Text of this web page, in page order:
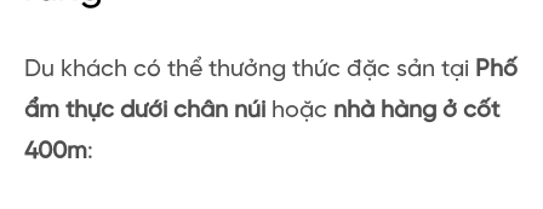
Du khách có thể thưởng thức đặc sản tại Phố
ẩm thực dưới chân núi hoặc nhà hàng ở cốt
400m: